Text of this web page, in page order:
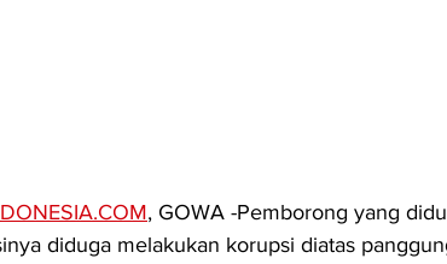
, GOWA -Pemborong yang
diduga melakukan korupsi diatas